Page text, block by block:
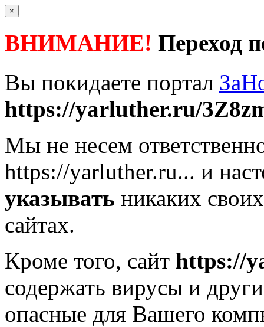
×
ВНИМАНИЕ! Переход
Вы покидаете портал
https://yarluther.ru/
Мы не несем
https://yarluther.ru... и
указывать никаких
сайтах.
Кроме того, сайт https://
содержать вирусы и
опасные для Вашего